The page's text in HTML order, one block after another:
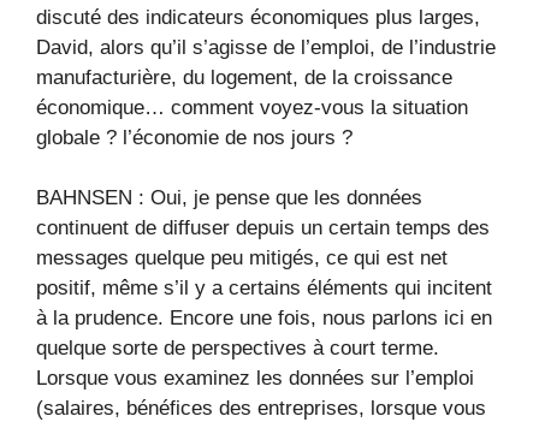
discuté des indicateurs économiques plus larges,
David, alors qu’il s’agisse de l’emploi, de l’industrie
manufacturière, du logement, de la croissance
économique… comment voyez-vous la situation
globale ? l’économie de nos jours ?
BAHNSEN : Oui, je pense que les données
continuent de diffuser depuis un certain temps des
messages quelque peu mitigés, ce qui est net
positif, même s’il y a certains éléments qui incitent
à la prudence. Encore une fois, nous parlons ici en
quelque sorte de perspectives à court terme.
Lorsque vous examinez les données sur l’emploi
(salaires, bénéfices des entreprises, lorsque vous